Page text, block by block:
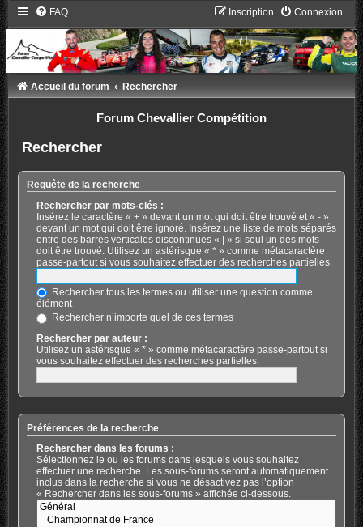
FAQ Connexion
Inscription
Accueil du forum Rechercher
Forum Chevallier Compétition
Rechercher
Requête de la recherche
Rechercher par mots-clés :
Insérez le caractère « + » devant un mot qui doit être trouvé et « - »
devant un mot qui doit être ignoré. Insérez une liste de mots séparés
entre des barres verticales discontinues « | » si seul un des mots
doit être trouvé. Utilisez un astérisque « * » comme métacaractère
passe-partout si vous souhaitez effectuer des recherches partielles.
Rechercher tous les termes ou utiliser une question comme
élément
Rechercher n’importe quel de ces termes
Rechercher par auteur :
Utilisez un astérisque « * » comme métacaractère passe-partout si
vous souhaitez effectuer des recherches partielles.
Préférences de la recherche
Rechercher dans les forums :
Sélectionnez le ou les forums dans lesquels vous souhaitez
effectuer une recherche. Les sous-forums seront automatiquement
inclus dans la recherche si vous ne désactivez pas l’option
« Rechercher dans les sous-forums » affichée ci-dessous.